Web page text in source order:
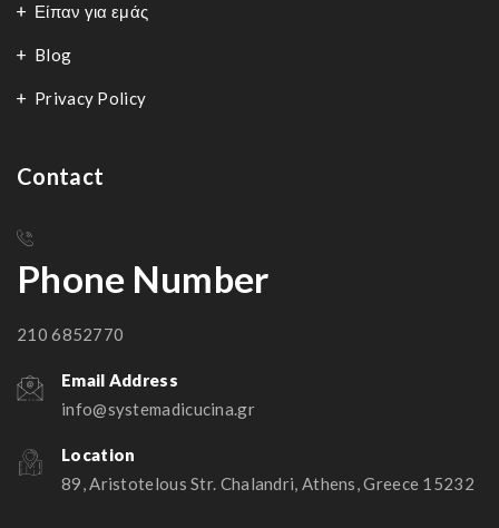
Είπαν για εμάς
Blog
Privacy Policy
Contact
Phone Number
210 6852770
Email Address
info@systemadicucina.gr
Location
89, Aristotelous Str. Chalandri, Athens, Greece 15232